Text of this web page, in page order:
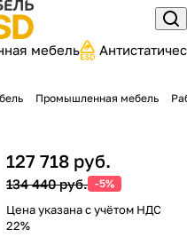
мебель
Промышленная мебель
127 718 руб.
134 440 руб. -5%
Цена указана с учётом НДС
22%